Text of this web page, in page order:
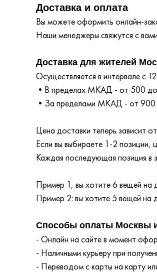
Доставка и оплата
Вы можете оформить онлайн-
Наши менеджеры свяжутся с
Доставка для жителей
Осуществляется в интервале с
•В пределах МКАД - от 500
•За пределами МКАД - от 900
Цена доставки теперь зависит
Если вы выбираете 1-2 позиции,
Каждая последующая позиция в
Пример 1, вы хотите 6 вещей
Пример 2: вы хотите 5 вещей
Способы оплаты Москвы
- Онлайн на сайте в момент
- Наличными курьеру при
- Переводом с карты на карту